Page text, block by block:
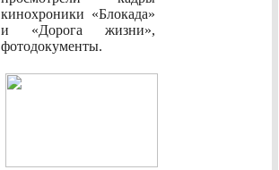
кинохроники «Блокада»
и «Дорога жизни»,
фотодокументы.